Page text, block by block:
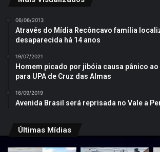
06/06/2013
Através do Mídia Recôncavo família
desaparecida há 14 anos
19/07/2021
Homem picado por jibóia causa pânico
para UPA de Cruz das Almas
16/09/2019
Avenida Brasil será reprisada no Vale a
Últimas Mídias